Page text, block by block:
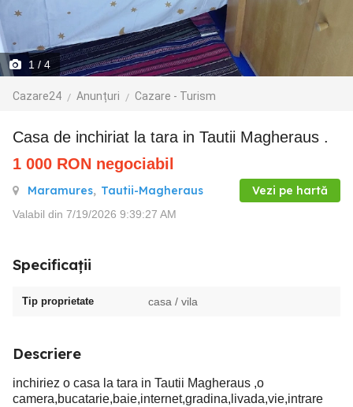
1 / 4
Cazare24 Anunțuri Cazare - Turism
casa de inchiriat la tara in Tautii Magheraus .
1 000 RON negociabil
Maramures, Tautii-Magheraus Vezi pe hartă
Valabil din 7/19/2026 9:39:27 AM
Specificații
Tip proprietate casa / vila
Descriere
inchiriez o casa la tara in Tautii Magheraus ,o
camera,bucatarie,baie,internet,gradina,livada,vie,intrare